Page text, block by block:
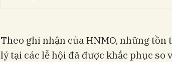
Theo ghi nhận của HNMO, những
lý tại các lễ hội đã được khắc phục so